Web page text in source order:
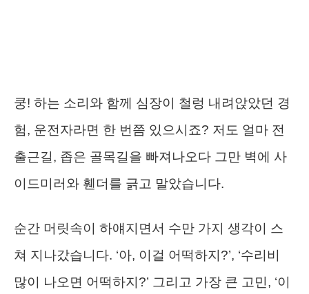
쿵! 하는 소리와 함께 심장이 철렁 내려앉았던 경
험, 운전자라면 한 번쯤 있으시죠? 저도 얼마 전
출근길, 좁은 골목길을 빠져나오다 그만 벽에 사
이드미러와 휀더를 긁고 말았습니다.
순간 머릿속이 하얘지면서 수만 가지 생각이 스
쳐 지나갔습니다. ‘아, 이걸 어떡하지?’, ‘수리비
많이 나오면 어떡하지?’ 그리고 가장 큰 고민, ‘이